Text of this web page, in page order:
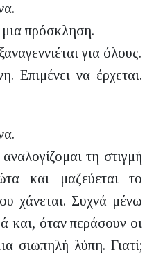
μια πρόσκληση.
για όλους.
Επιμένει να έρχεται.
τη στιγμή
και μαζεύεται το
χάνεται. Συχνά μένω
και, όταν περάσουν οι
σιωπηλή λύπη. Γιατί;